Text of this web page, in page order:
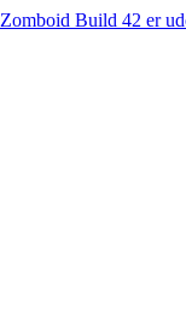
Build 42 er